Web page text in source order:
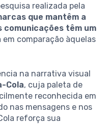
realizada pela
que mantêm a
comunicações têm um
em comparação àquelas
na narrativa visual
Cola, cuja paleta de
reconhecida em
nas mensagens e nos
reforça sua